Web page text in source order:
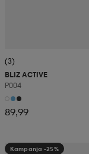
(3)
BLIZ ACTIVE
P004
89,99
Kampanja -25%